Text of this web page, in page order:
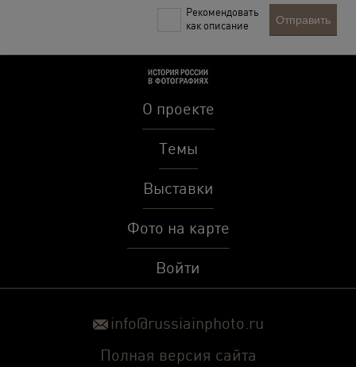
Рекомендовать
как описание
Отправить
О проекте
Темы
Выставки
Фото на карте
Войти
info@russiainphoto.ru
Полная версия сайта